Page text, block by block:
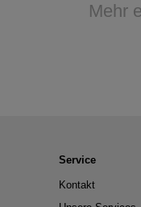
Mehr
Service
Kontakt